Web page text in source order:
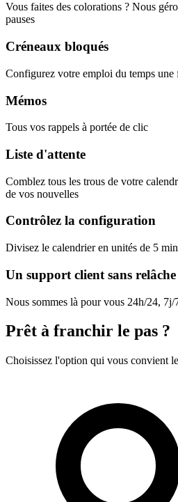
Vous faites des colorations ? Nous
pauses
Créneaux bloqués
Configurez votre emploi du temps une
Mémos
Tous vos rappels à portée de clic
Liste d'attente
Comblez tous les trous de votre
de vos nouvelles
Contrôlez la configuration
Divisez le calendrier en unités de 5
Un support client sans relâche
Nous sommes là pour vous 24h/24, 7j/
Prêt à franchir le pas ?
Choisissez l'option qui vous convient